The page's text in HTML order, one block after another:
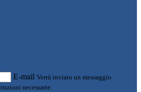
E-mail Verrà inviato un messaggio
necessarie.